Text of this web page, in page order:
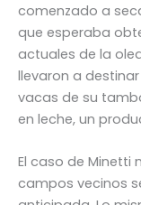
comenzado a
que esperaba
actuales de la
llevaron a
vacas de su
en leche, un
El caso de Minetti
campos vecinos